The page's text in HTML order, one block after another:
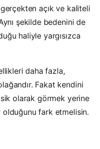
açık ve kaliteli
şekilde bedenini de
haliyle yargısızca
daha fazla,
Fakat kendini
olarak görmek yerine
olduğunu fark etmelisin.